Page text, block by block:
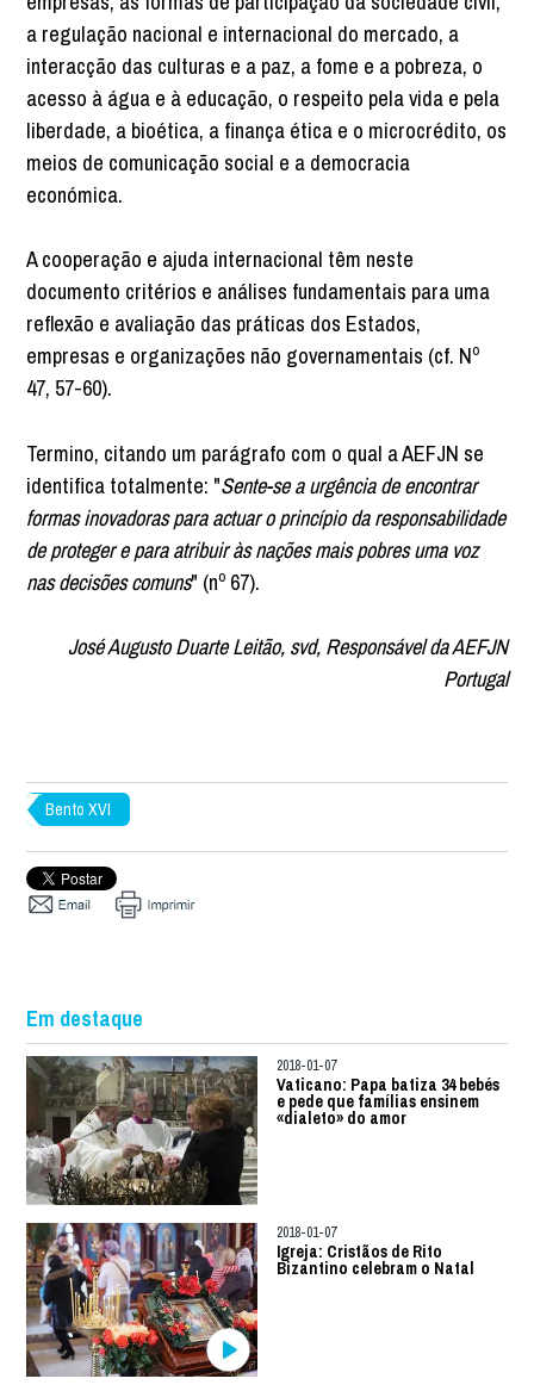
a regulação nacional e internacional do mercado, a
interacção das culturas e a paz, a fome e a pobreza, o
acesso à água e à educação, o respeito pela vida e pela
liberdade, a bioética, a finança ética e o microcrédito, os
meios de comunicação social e a democracia
económica.
A cooperação e ajuda internacional têm neste
documento critérios e análises fundamentais para uma
reflexão e avaliação das práticas dos Estados,
empresas e organizações não governamentais (cf. Nº
47, 57-60).
Termino, citando um parágrafo com o qual a AEFJN se
identifica totalmente: "Sente-se a urgência de encontrar
formas inovadoras para actuar o princípio da responsabilidade
de proteger e para atribuir às nações mais pobres uma voz
nas decisões comuns" (nº 67).
José Augusto Duarte Leitão, svd, Responsável da AEFJN
Portugal
Bento XVI
Em destaque
2018-01-07
Vaticano: Papa batiza 34 bebés
e pede que famílias ensinem
«dialeto» do amor
2018-01-07
Igreja: Cristãos de Rito
Bizantino celebram o Natal